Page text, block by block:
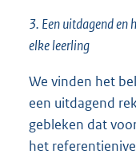
3. Een uitdagend en
elke leerling
We vinden het
een uitdagend
gebleken dat
het